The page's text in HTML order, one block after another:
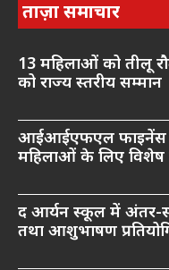
ताज़ा समाचार
13 महिलाओं को तीलू
को राज्य स्तरीय सम्मान
आईआईएफएल फाइनेंस
महिलाओं के लिए विशेष
द आर्यन स्कूल में अंतर-
तथा आशुभाषण